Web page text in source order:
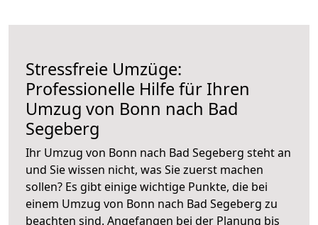
Stressfreie Umzüge:
Professionelle Hilfe für Ihren
Umzug von Bonn nach Bad
Segeberg
Ihr Umzug von Bonn nach Bad Segeberg steht an
und Sie wissen nicht, was Sie zuerst machen
sollen? Es gibt einige wichtige Punkte, die bei
einem Umzug von Bonn nach Bad Segeberg zu
beachten sind. Angefangen bei der Planung bis